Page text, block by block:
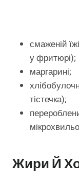
смаженій
у фритюрі);
маргарині;
тістечка);
Жири Й